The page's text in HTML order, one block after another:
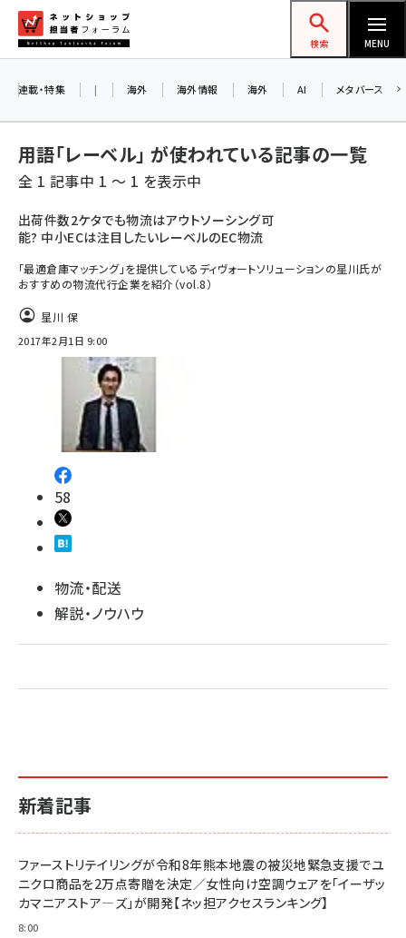
ン
ネットショップ担当者フォーラム
検索 MENU
yahoo (1900)
楽天 (1871)
アスクル (1119)
base (1074)
ビィ・フォアード (773)
revico (739)
連載・特集 | 海外 海外情報 海外 AI メタバース
用語「レーベル」 が使われている記事の一覧
全 1 記事中 1 ～ 1 を表示中
出荷件数2ケタでも物流はアウトソーシング可
能? 中小ECは注目したいレーベルのEC物流
「最適倉庫マッチング」を提供しているディヴォートソリューションの星川氏が
おすすめの物流代行企業を紹介（vol.8）
星川 保
2017年2月1日 9:00
58
物流・配送
解説・ノウハウ
新着記事
ファーストリテイリングが令和8年熊本地震の被災地緊急支援でユ
ニクロ商品を2万点寄贈を決定／女性向け空調ウェアを「イーザッ
カマニアストア―ズ」が開発【ネッ担アクセスランキング】
8:00